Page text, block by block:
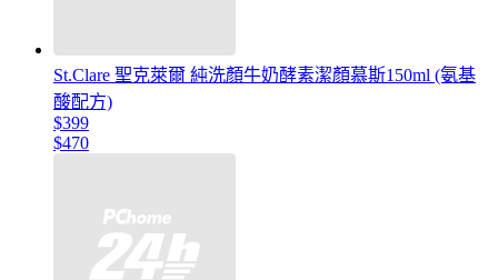
St.Clare 聖克萊爾 純洗顏牛奶酵素潔顏慕斯150ml (氨基
酸配方)
$399
$470